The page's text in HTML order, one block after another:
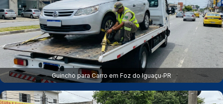
Guincho para Carro em Foz do Iguaçu‑PR